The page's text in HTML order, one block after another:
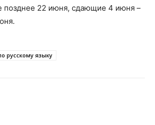
позднее 22 июня, сдающие 4 июня –
русскому языку